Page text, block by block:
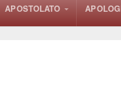
APOSTOLATO